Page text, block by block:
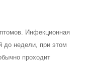
Инфекционная
до недели, при этом
проходит